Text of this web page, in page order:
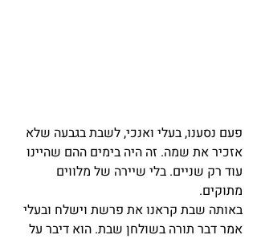
פעם נסענו, בעלי ואנכי, לשבת בגבעה שלא
אזכיר את שמה. זה היה בימים ההם שהיינו
עוד רק שניים. בלי שיירה של מלווים
מתוקים.
באותה שבת קראנו את פרשת וישלח ובעלי
אמר דבר תורה בשולחן שבת. הוא דיבר על